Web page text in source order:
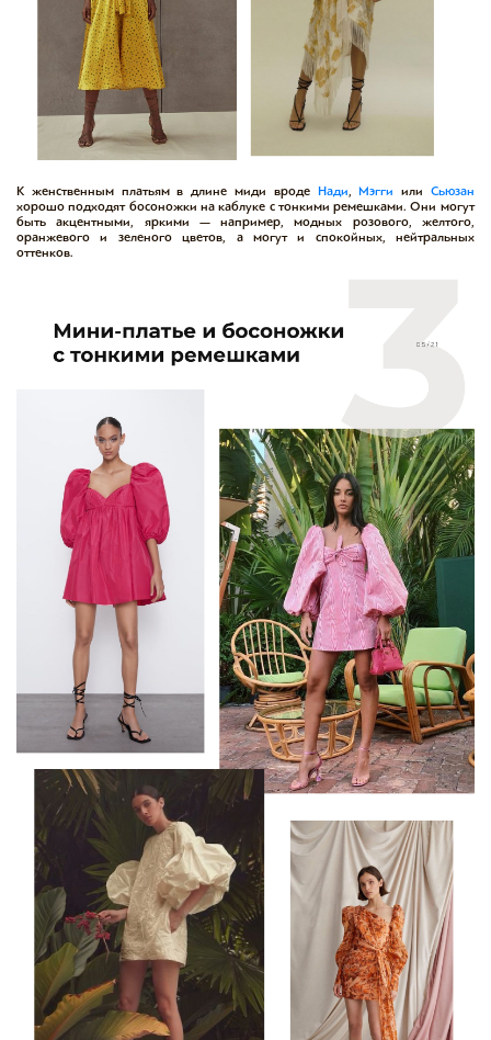
К женственным платьям в длине миди вроде Нади ,Мэгги илиСьюзан
хорошо подходят босоножки на каблуке с тонкими ремешками. Они могут
быть акцентными, яркими — например, модных розового, желтого,
оранжевого и зеленого цветов, а могут и спокойных, нейтральных
оттенков.